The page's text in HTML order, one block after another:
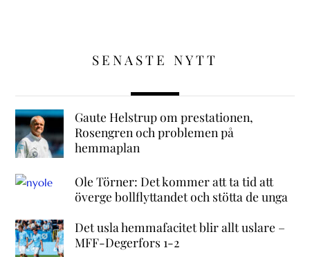
SENASTE NYTT
Gaute Helstrup om prestationen,
Rosengren och problemen på
hemmaplan
Ole Törner: Det kommer att ta tid att
överge bollflyttandet och stötta de unga
Det usla hemmafacitet blir allt uslare –
MFF-Degerfors 1-2